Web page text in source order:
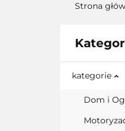
Strona
kategorie
Dom i